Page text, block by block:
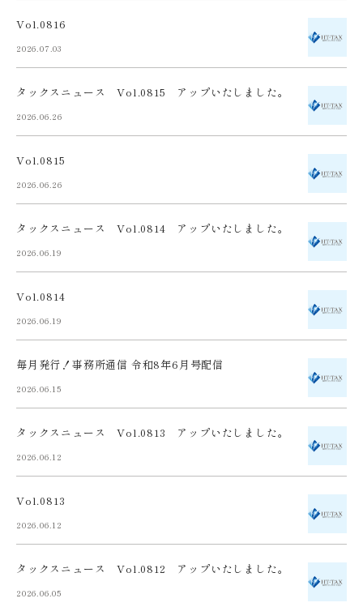
Vol.0816
2026.07.03
タックスニュース Vol.0815 アップいたしました。
2026.06.26
Vol.0815
2026.06.26
タックスニュース Vol.0814 アップいたしました。
2026.06.19
Vol.0814
2026.06.19
毎月発行！事務所通信 令和8年6月号配信
2026.06.15
タックスニュース Vol.0813 アップいたしました。
2026.06.12
Vol.0813
2026.06.12
タックスニュース Vol.0812 アップいたしました。
2026.06.05